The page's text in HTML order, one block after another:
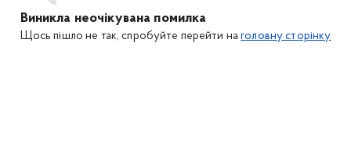
Виникла неочікувана помилка
Щось пішло не так, спробуйте перейти наголовну сторінку